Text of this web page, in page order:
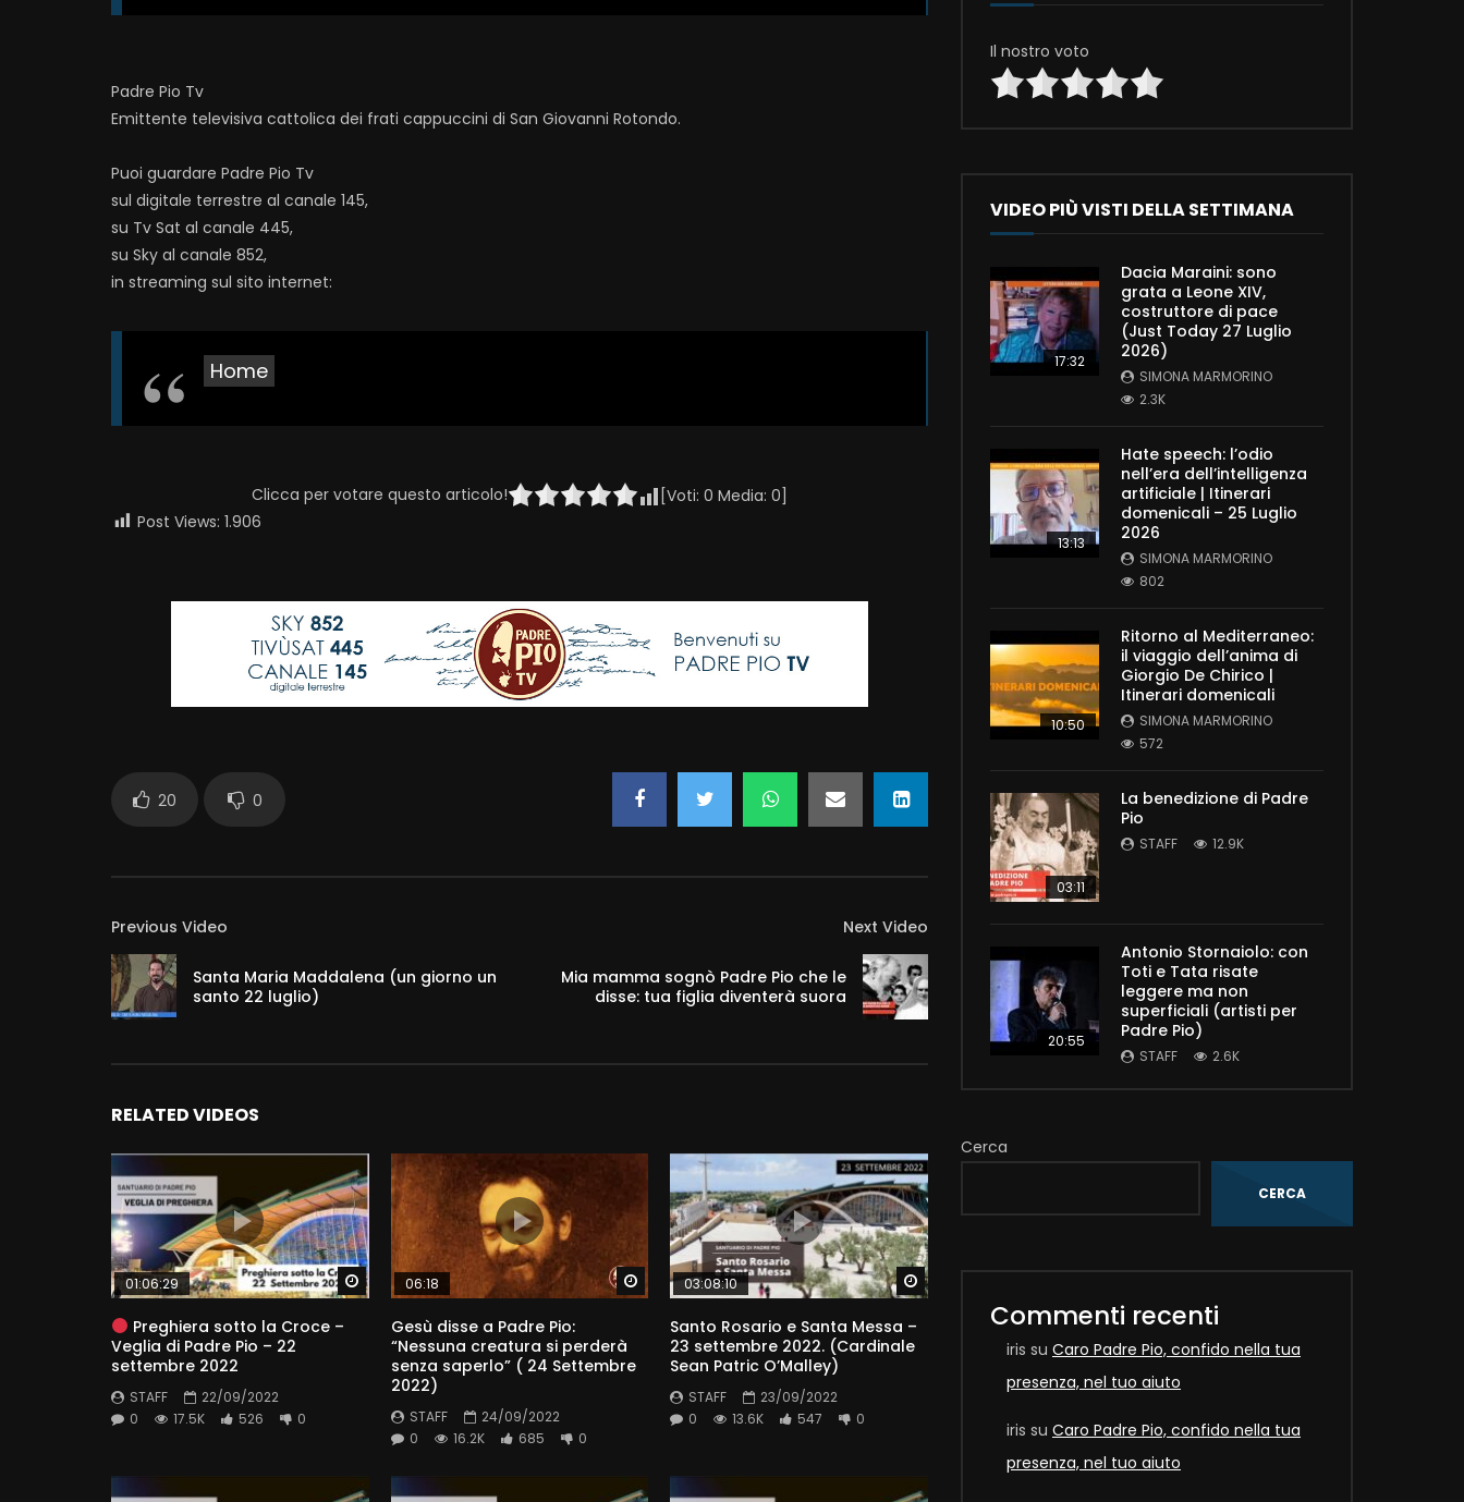
Padre Pio Tv
Emittente televisiva cattolica dei frati cappuccini di San Giovanni Rotondo.
Puoi guardare Padre Pio Tv
sul digitale terrestre al canale 145,
su Tv Sat al canale 445,
su Sky al canale 852,
in streaming sul sito internet:
Home
Clicca per votare questo articolo! [Voti: 0 Media: 0
Post Views: 1.906
20 0
Previous Video
Santa Maria Maddalena (un giorno un
santo 22 luglio)
Next Video
Mia mamma sognò Padre Pio che le
disse: tua figlia diventerà suora
RELATED VIDEOS
Watch Later
01:06:29
Preghiera sotto la Croce –
Veglia di Padre Pio – 22
settembre 2022
STAFF
22/09/2022
0
17.5K 526 0
Watch Later
06:18
Gesù disse a Padre Pio:
“Nessuna creatura si perderà
senza saperlo” ( 24 Settembre
2022)
STAFF
24/09/2022
0
16.2K 685 0
Watch Later
03:08:10
Santo Rosario e Santa Messa –
23 settembre 2022. (Cardinale
Sean Patric O’Malley)
STAFF
23/09/2022
0
13.6K 547 0
Il nostro voto
VIDEO PIÙ VISTI DELLA SETTIMANA
17:32
Dacia Maraini: sono
grata a Leone XIV,
costruttore di pace
(Just Today 27 Luglio
2026)
SIMONA MARMORINO
2.3K
13:13
Hate speech: l’odio
nell’era dell’intelligenza
artificiale | Itinerari
domenicali – 25 Luglio
2026
SIMONA MARMORINO
802
10:50
Ritorno al Mediterraneo:
il viaggio dell’anima di
Giorgio De Chirico |
Itinerari domenicali
SIMONA MARMORINO
572
03:11
La benedizione di Padre
Pio
STAFF 12.9K
20:55
Antonio Stornaiolo: con
Toti e Tata risate
leggere ma non
superficiali (artisti per
Padre Pio)
STAFF 2.6K
Cerca
CERCA
Commenti recenti
iris su Caro Padre Pio, confido nella tua
presenza, nel tuo aiuto
iris su Caro Padre Pio, confido nella tua
presenza, nel tuo aiuto